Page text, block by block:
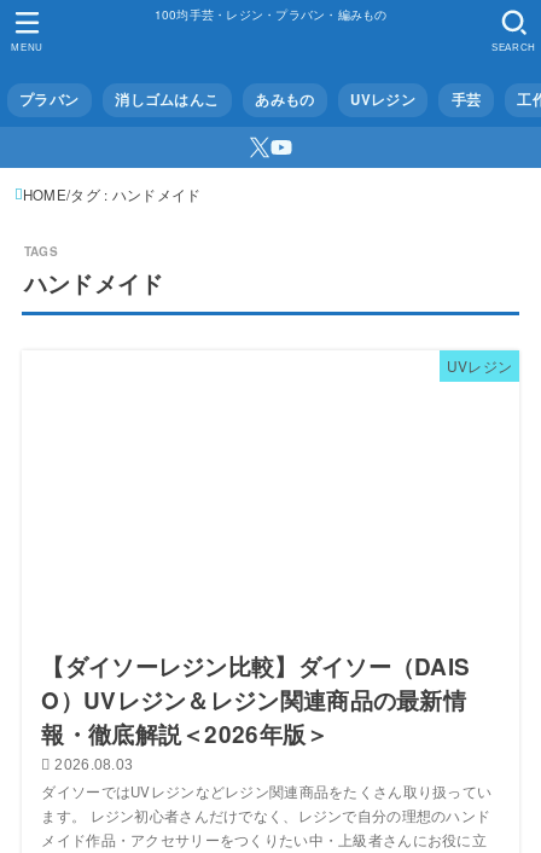
100均手芸・レジン・プラバン・編みもの
プラバン 消しゴムはんこ あみもの UVレジン 手芸 工
SEARCH
MENU
HOME タグ : ハンドメイド
ハンドメイド
UVレジン
【ダイソーレジン比較】ダイソー（DAIS
O）UVレジン＆レジン関連商品の最新情
報・徹底解説＜2026年版＞
2026.08.03
ダイソーではUVレジンなどレジン関連商品をたくさん取り扱ってい
ます。 レジン初心者さんだけでなく、レジンで自分の理想のハンド
メイド作品・アクセサリーをつくりたい中・上級者さんにお役に立